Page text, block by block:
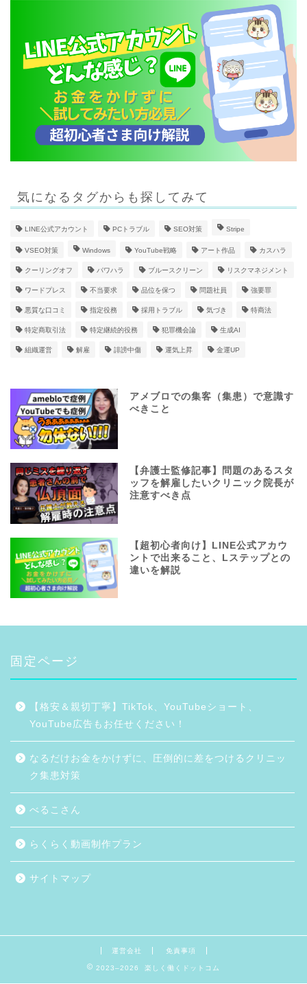
気になるタグからも探してみて
LINE公式アカウント PCトラブル SEO対策 Stripe
VSEO対策 Windows YouTube戦略 アート作品 カスハラ
クーリングオフ パワハラ ブルースクリーン リスクマネジメント
ワードプレス 不当要求 品位を保つ 問題社員 強要罪
悪質な口コミ 指定役務 採用トラブル 気づき 特商法
特定商取引法 特定継続的役務 犯罪機会論 生成AI
組織運営 解雇 誹謗中傷 運気上昇 金運UP
アメブロでの集客（集患）で意識す
べきこと
【弁護士監修記事】問題のあるスタ
ッフを解雇したいクリニック院長が
注意すべき点
【超初心者向け】LINE公式アカウ
ントで出来ること、Lステップとの
違いを解説
固定ページ
【格安＆親切丁寧】TikTok、YouTubeショート、
YouTube広告もお任せください！
なるだけお金をかけずに、圧倒的に差をつけるクリニッ
ク集患対策
べるこさん
らくらく動画制作プラン
サイトマップ
運営会社 免責事項
2023–2026 楽しく働くドットコム